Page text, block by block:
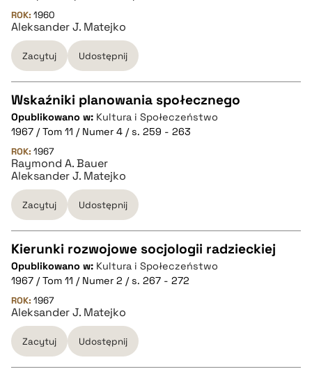
pobierz cytat
BIBTEX
pobierz cytat
ROK: 1960
Aleksander J. Matejko
Zacytuj Udostępnij
CZYSTY TEKST
pobierz cytat
BIBTEX
pobierz cytat
Wskaźniki planowania społecznego
Opublikowano w: Kultura i Społeczeństwo
1967 / Tom 11 / Numer 4 / s. 259 - 263
ROK: 1967
Raymond A. Bauer
Aleksander J. Matejko
Zacytuj Udostępnij
CZYSTY TEKST
pobierz cytat
BIBTEX
Kierunki rozwojowe socjologii radzieckiej
Opublikowano w: Kultura i Społeczeństwo
1967 / Tom 11 / Numer 2 / s. 267 - 272
ROK: 1967
Aleksander J. Matejko
Zacytuj Udostępnij